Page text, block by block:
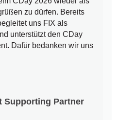
zu dürfen. Bereits
uns FIX als
unterstützt den CDay
Dafür bedanken wir uns
Supporting Partner